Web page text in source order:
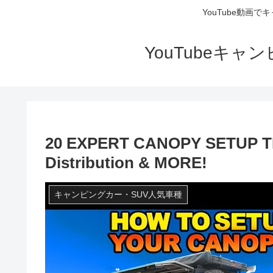
YouTube動画で
YouTubeキャン
20 EXPERT CANOPY SETUP
Distribution & MORE!
キャンピングカー・SUV人気車種